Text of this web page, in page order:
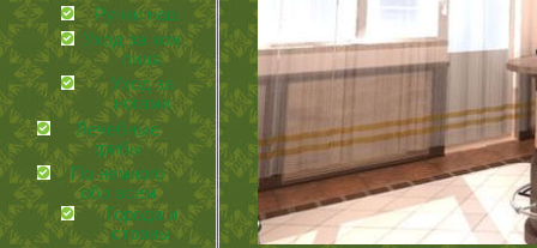
Ручки наши
Уход за кожей
лица
Уход за
ногами
Лечебные
грибы
По немного
обо всем
Города и
страны